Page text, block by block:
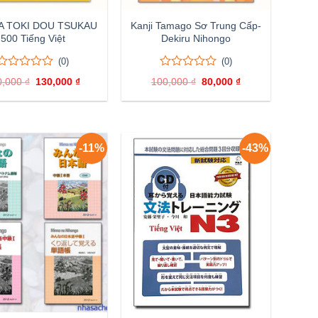
TOKI DOU TSUKAU
500 Tiếng Việt
(0)
₫ Giá
là:
130,000₫
tại
Kanji Tamago Sơ Trung Cấp-
Dekiru Nihongo
0
trên
5
0
(0)
100,000₫ Giá
là:
80,000₫
tại
-11% -43%